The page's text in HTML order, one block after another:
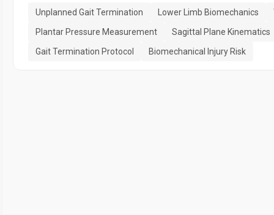
Unplanned Gait Termination Lower Limb Biomechanics
Plantar Pressure Measurement
Sagittal Plane Kinematics
Gait Termination Protocol
Biomechanical Injury Risk